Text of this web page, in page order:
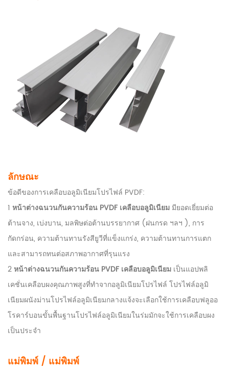
ลักษณะ
ข้อดีของการเคลือบอลูมิเนียมโปรไฟล์ PVDF:
1 หน้าต่างฉนวนกันความร้อน PVDF เคลือบอลูมิเนียม มียอดเยี่ยมต่อ
ต้านจาง, เบ่งบาน, มลพิษต่อต้านบรรยากาศ (ฝนกรด ฯลฯ ), การ
กัดกร่อน, ความต้านทานรังสียูวีที่แข็งแกร่ง, ความต้านทานการแตก
และสามารถทนต่อสภาพอากาศที่รุนแรง
2หน้าต่างฉนวนกันความร้อน PVDF เคลือบอลูมิเนียม เป็นแอปพลิ
เคชั่นเคลือบผงคุณภาพสูงที่ทำจากอลูมิเนียมโปรไฟล์ โปรไฟล์อลูมิ
เนียมผนังม่านโปรไฟล์อลูมิเนียมกลางแจ้งจะเลือกใช้การเคลือบฟลูออ
โรคาร์บอนขั้นพื้นฐานโปรไฟล์อลูมิเนียมในร่มมักจะใช้การเคลือบผง
เป็นประจำ
แม่พิมพ์ / แม่พิมพ์